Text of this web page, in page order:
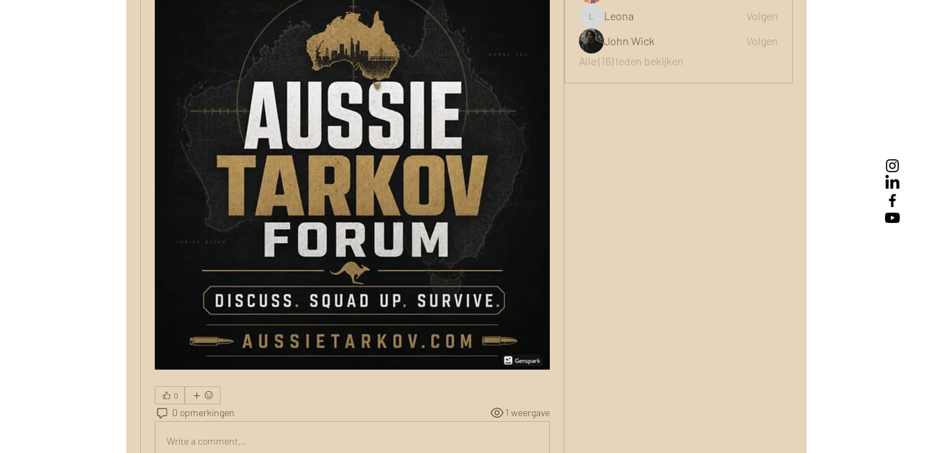
0
0 opmerkingen 1 weergave
Write a comment...
Leona
Leona
Volgen
John Wick
Volgen
Alle (16) leden bekijken